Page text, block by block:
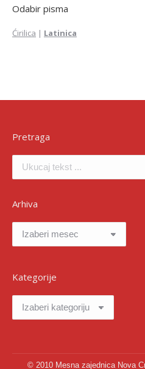
Odabir pisma
Ćirilica | Latinica
Pretraga
Arhiva
Kategorije
© 2010 Mesna zajednica Nova